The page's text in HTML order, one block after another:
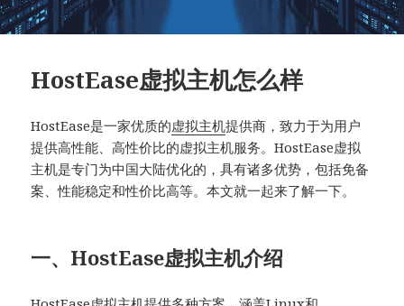
HostEase虚拟主机怎么样
HostEase是一家优质的虚拟主机提供商，致力于为用户
提供高性能、高性价比的虚拟主机服务。HostEase虚拟
主机是专门为中国大陆优化的，具有诸多优势，包括免备
案、性能稳定和性价比高等。本文就一起来了解一下。
一、HostEase虚拟主机介绍